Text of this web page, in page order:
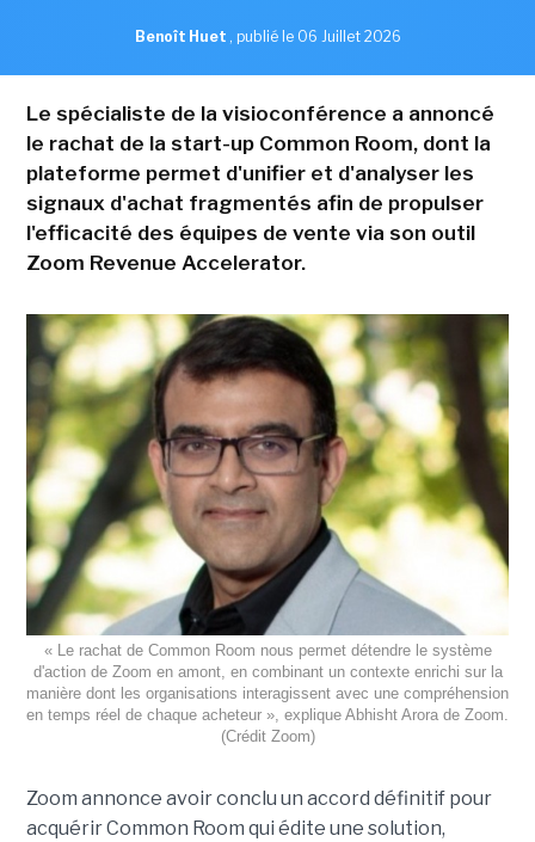
Benoît Huet , publié le 06 Juillet 2026
Le spécialiste de la visioconférence a annoncé
le rachat de la start-up Common Room, dont la
plateforme permet d'unifier et d'analyser les
signaux d'achat fragmentés afin de propulser
l'efficacité des équipes de vente via son outil
Zoom Revenue Accelerator.
« Le rachat de Common Room nous permet détendre le système
d'action de Zoom en amont, en combinant un contexte enrichi sur la
manière dont les organisations interagissent avec une compréhension
en temps réel de chaque acheteur », explique Abhisht Arora de Zoom.
(Crédit Zoom)
Zoom annonce avoir conclu un accord définitif pour
acquérir Common Room qui édite une solution,